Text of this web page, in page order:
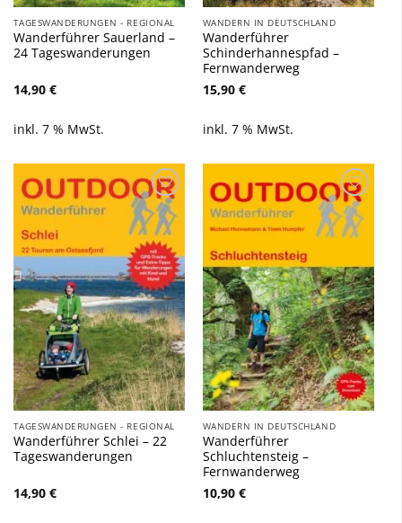
TAGESWANDERUNGEN - REGIONAL
Wanderführer Sauerland –
24 Tageswanderungen
14,90 €
inkl. 7 % MwSt.
WANDERN IN DEUTSCHLAND
Wanderführer
Schinderhannespfad –
Fernwanderweg
15,90 €
inkl. 7 % MwSt.
Zu
Wunschliste
hinzufügen
TAGESWANDERUNGEN - REGIONAL
Wanderführer Schlei – 22
Tageswanderungen
14,90 €
Zu
Wunschliste
hinzufügen
WANDERN IN DEUTSCHLAND
Wanderführer
Schluchtensteig –
Fernwanderweg
10,90 €